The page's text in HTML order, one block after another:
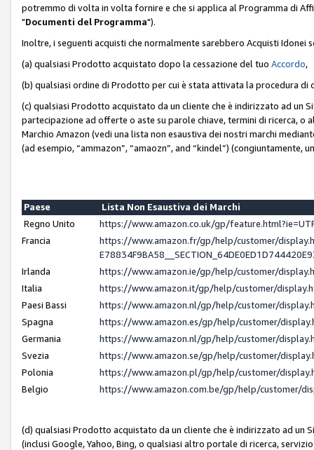
potremmo di volta in volta fornire e che si applica al Programma di
"Documenti del Programma").
Inoltre, i seguenti acquisti che normalmente sarebbero Acquisti
(a) qualsiasi Prodotto acquistato dopo la cessazione del tuo Accordo,
(b) qualsiasi ordine di Prodotto per cui è stata attivata la procedura di
(c) qualsiasi Prodotto acquistato da un cliente che è indirizzato ad un
partecipazione ad offerte o aste su parole chiave, termini di ricerca,
Marchio Amazon (vedi una lista non esaustiva dei nostri marchi
(ad esempio, “ammazon”, “amaozn”, and “kindel”) (congiuntamente,
Paese
Lista Non Esaustiva dei Marchi
Regno Unito
https://www.amazon.co.uk/gp/
Francia
https://www.amazon.fr/gp/help/customer/
Irlanda
https://www.amazon.ie/gp/help/customer/
Italia
https://www.amazon.it/gp/help/customer/
Paesi Bassi
https://www.amazon.nl/gp/help/customer/
Spagna
https://www.amazon.es/gp/help/customer/
Germania
https://www.amazon.nl/gp/help/customer/
Svezia
https://www.amazon.se/gp/help/customer/
Polonia
https://www.amazon.pl/gp/help/customer/
Belgio
https://www.amazon.com.be/gp/help/customer/
(d) qualsiasi Prodotto acquistato da un cliente che è indirizzato ad un
(inclusi Google, Yahoo, Bing, o qualsiasi altro portale di ricerca,